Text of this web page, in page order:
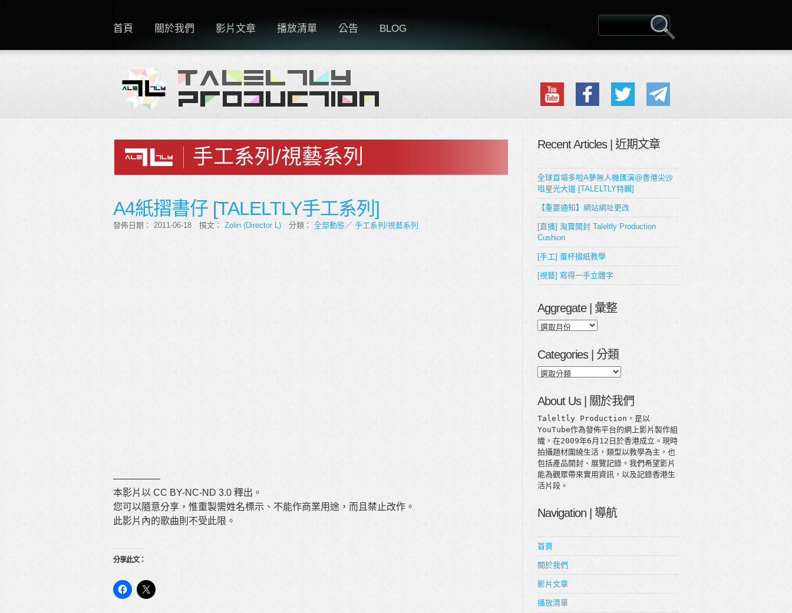
首頁 關於我們 影片文章 播放清單 公告 BLOG
手工系列/視藝系列
A4紙摺書仔 [TALELTLY手工系列]
發佈日期： 2011-06-18 撰文： Zolin (Director L) 分類： 全部動態／ 手工系列/視藝系列
—————
本影片以 CC BY-NC-ND 3.0 釋出。
您可以隨意分享，惟重製需姓名標示、不能作商業用途，而且禁止改作。
此影片內的歌曲則不受此限。
分享此文：
Recent Articles | 近期文章
全球首場多啦A夢無人機匯演@香港尖沙
咀星光大道 [TALELTLY特輯]
【重要通知】網站網址更改
[直播] 淘寶開封 Taleltly Production
Cushion
[手工] 蛋杯摺紙教學
[視藝] 寫得一手立體字
Aggregate | 彙整
Aggregate
整
Categories | 分類
Categories
類
About Us | 關於我們
Taleltly Production，是以
YouTube作為發佈平台的網上影片製作組
織，在2009年6月12日於香港成立。現時
拍攝題材圍繞生活，類型以教學為主，也
包括產品開封、展覽記錄。我們希望影片
能為觀眾帶來實用資訊，以及記錄香港生
活片段。
Navigation | 導航
首頁
關於我們
影片文章
播放清單